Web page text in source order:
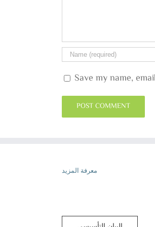
Save my name,
معرفة المزيد